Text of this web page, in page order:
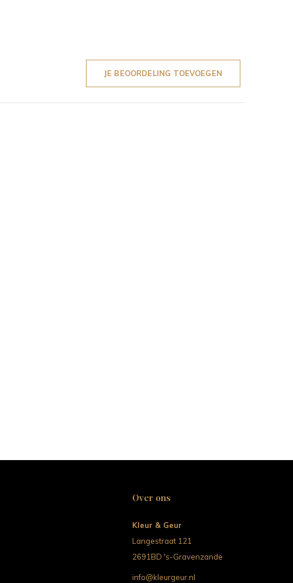
JE BEOORDELING TOEVOEGEN
Over ons
Kleur & Geur
Langestraat 121
2691BD 's-Gravenzande
info@kleurgeur.nl